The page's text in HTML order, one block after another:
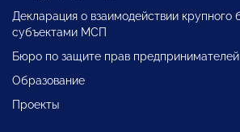
Декларация о взаимодействии крупного
субъектами МСП
Бюро по защите прав предпринимателей
Образование
Проекты